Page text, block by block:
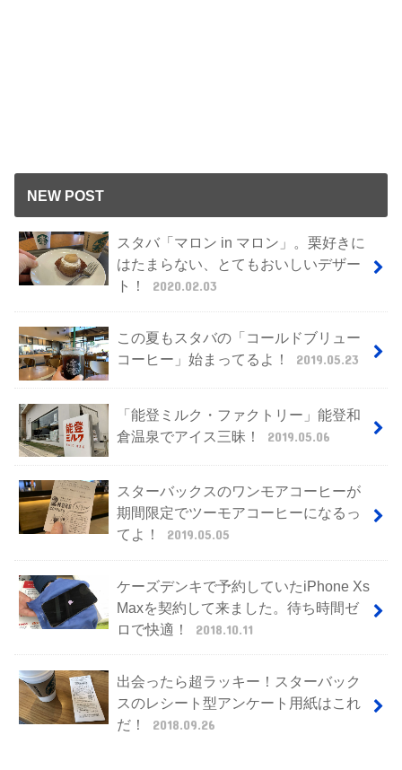
NEW POST
スタバ「マロン in マロン」。栗好きに
はたまらない、とてもおいしいデザー
ト！
2020.02.03
この夏もスタバの「コールドブリュー
コーヒー」始まってるよ！
2019.05.23
「能登ミルク・ファクトリー」能登和
倉温泉でアイス三昧！
2019.05.06
スターバックスのワンモアコーヒーが
期間限定でツーモアコーヒーになるっ
てよ！
2019.05.05
ケーズデンキで予約していたiPhone Xs
Maxを契約して来ました。待ち時間ゼ
ロで快適！
2018.10.11
出会ったら超ラッキー！スターバック
スのレシート型アンケート用紙はこれ
だ！
2018.09.26